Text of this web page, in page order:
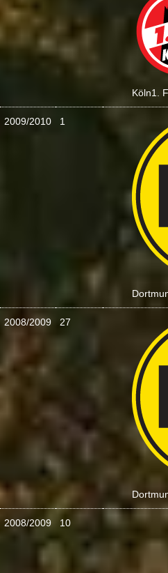
Köln1.
2009/2010 1
2008/2009 27
2008/2009 10